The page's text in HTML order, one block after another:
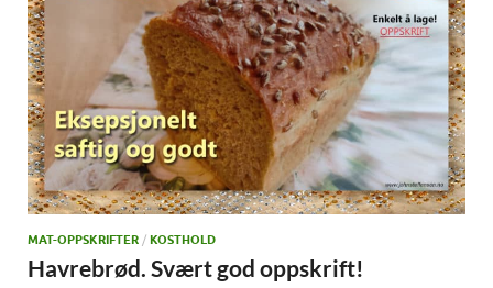
MAT-OPPSKRIFTER / KOSTHOLD
Havrebrød. Svært god oppskrift!